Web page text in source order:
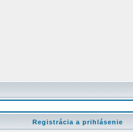
Registrácia a prihlásenie